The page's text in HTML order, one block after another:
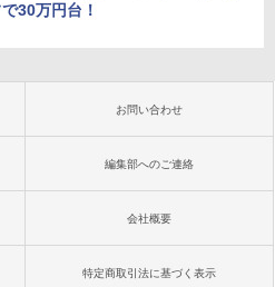
30万円台！
お問い合わせ
編集部へのご連絡
会社概要
特定商取引法に基づく表示